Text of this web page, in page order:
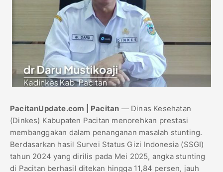
PacitanUpdate.com | Pacitan — Dinas Kesehatan
(Dinkes) Kabupaten Pacitan menorehkan prestasi
membanggakan dalam penanganan masalah stunting.
Berdasarkan hasil Survei Status Gizi Indonesia (SSGI)
tahun 2024 yang dirilis pada Mei 2025, angka stunting
di Pacitan berhasil ditekan hingga 11,84 persen, jauh